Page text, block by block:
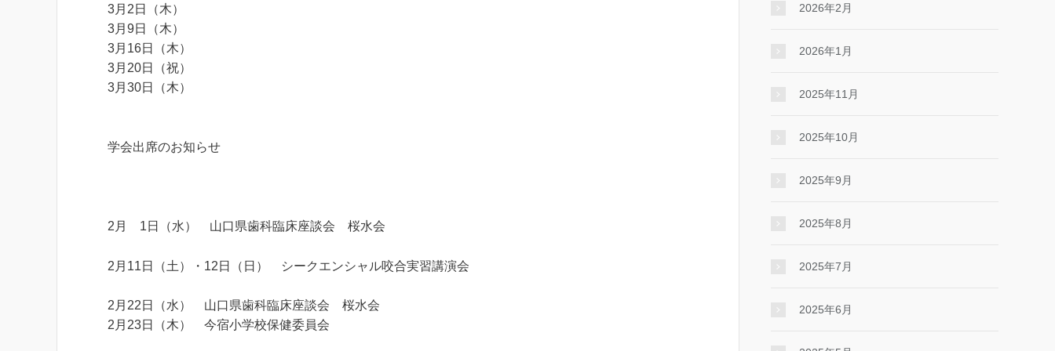
3月2日（木）
3月9日（木）
3月16日（木）
3月20日（祝）
3月30日（木）
学会出席のお知らせ
2月 1日（水） 山口県歯科臨床座談会 桜水会
2月11日（土）・12日（日） シークエンシャル咬合実習講演会
2月22日（水） 山口県歯科臨床座談会 桜水会
2月23日（木） 今宿小学校保健委員会
2026年2月
2026年1月
2025年11月
2025年10月
2025年9月
2025年8月
2025年7月
2025年6月